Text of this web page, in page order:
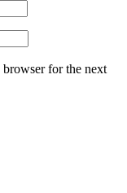
browser for the next